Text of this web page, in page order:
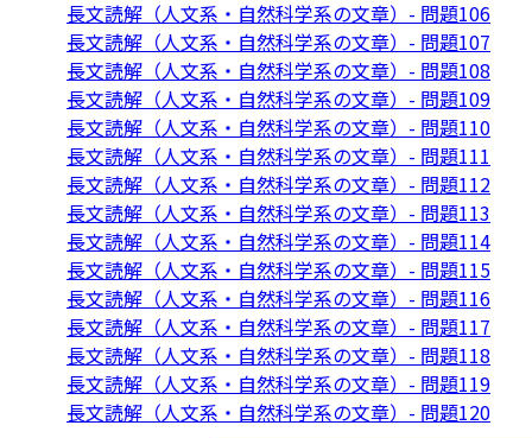
長文読解（人文系・自然科学系の文章）- 問題106
長文読解（人文系・自然科学系の文章）- 問題107
長文読解（人文系・自然科学系の文章）- 問題108
長文読解（人文系・自然科学系の文章）- 問題109
長文読解（人文系・自然科学系の文章）- 問題110
長文読解（人文系・自然科学系の文章）- 問題111
長文読解（人文系・自然科学系の文章）- 問題112
長文読解（人文系・自然科学系の文章）- 問題113
長文読解（人文系・自然科学系の文章）- 問題114
長文読解（人文系・自然科学系の文章）- 問題115
長文読解（人文系・自然科学系の文章）- 問題116
長文読解（人文系・自然科学系の文章）- 問題117
長文読解（人文系・自然科学系の文章）- 問題118
長文読解（人文系・自然科学系の文章）- 問題119
長文読解（人文系・自然科学系の文章）- 問題120